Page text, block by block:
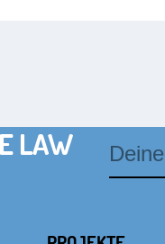
LAW
Mail-